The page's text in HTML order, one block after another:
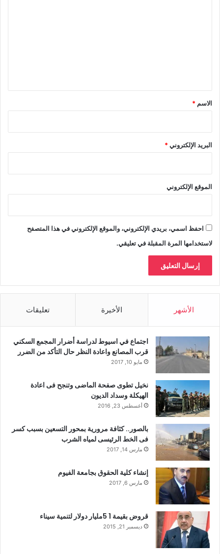
*
الاسم *
البريد الإلكتروني*
الموقع الإلكتروني
احفظ اسمي، بريدي الإلكتروني، والموقع الإلكتروني في هذا المتصفح
لاستخدامها المرة المقبلة في تعليقي.
الأشهر الأخيرة تعليقات
اجتماع في اسيوط لدراسة أضرار المجمع السكني
قرب المصانع واعادة النظر حال التأكد من الضرر
مايو 10, 2017
نخيل تطوى صفحة الماضى وتنجح فى اعادة
الهيكلة وسداد الديون
أغسطس 23, 2016
بالصور.. كثافة مرورية بمحور التسعين بسبب كسر
فى الخط الرئيسى لمياه الشرب
مارس 14, 2017
إنشاء كلية الحقوق بجامعة الفيوم
مارس 6, 2017
قروض بقيمة 1 5مليار دولار لتنمية سيناء
ديسمبر 21, 2015